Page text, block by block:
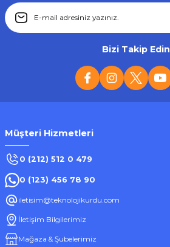
Bizi Takip Edin
Müşteri Hizmetleri
0 (212) 512 0 479
0 (123) 456 78 90
iletisim@teknolojikurdu.com
İletişim Bilgilerimiz
Mağaza & Şubelerimiz